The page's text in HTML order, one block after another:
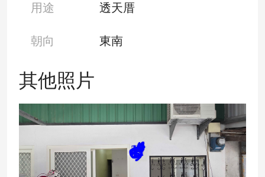
用途 透天厝
朝向 東南
其他照片